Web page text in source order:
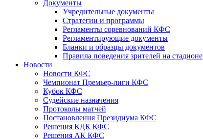
Документы
Учредительные документы
Стратегии и программы
Регламенты соревнований КФС
Регламентирующие документы
Бланки и образцы документов
Правила поведения зрителей на стадионе
Новости
Новости КФС
Чемпионат Премьер-лиги КФС
Кубок КФС
Судейские назначения
Протоколы матчей
Постановления Президиума КФС
Решения КДК КФС
Решения АК КФС